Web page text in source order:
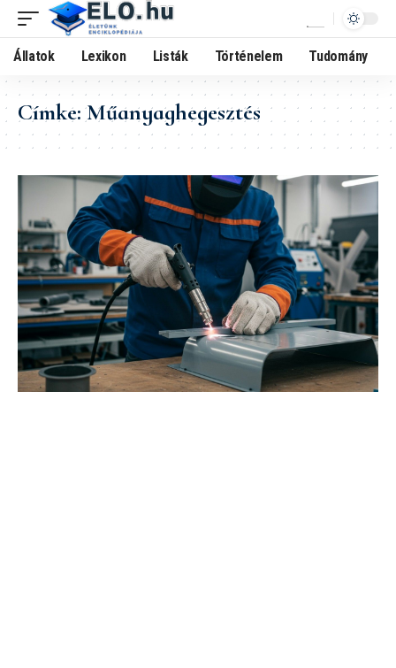
Állatok Lexikon Listák Történelem Tudomány
Címke:Műanyaghegesztés